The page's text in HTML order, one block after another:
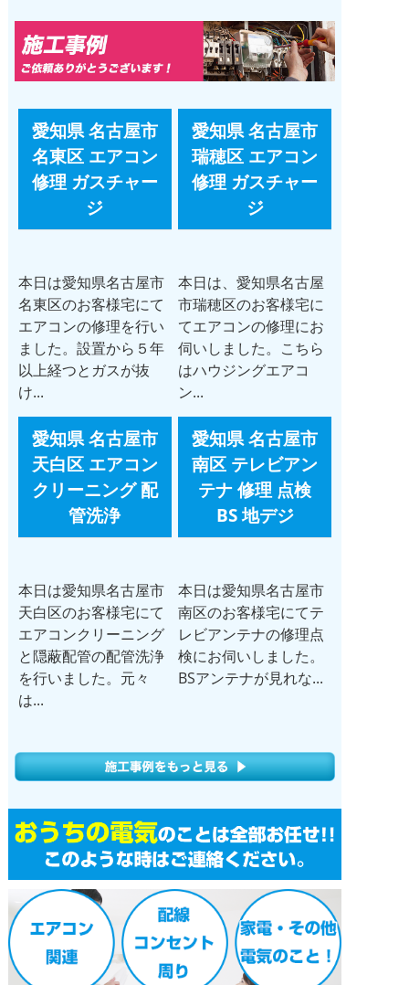
愛知県 名古屋市
名東区 エアコン
修理 ガスチャー
ジ
本日は愛知県名古屋市
名東区のお客様宅にて
エアコンの修理を行い
ました。設置から５年
以上経つとガスが抜
け...
愛知県 名古屋市
瑞穂区 エアコン
修理 ガスチャー
ジ
本日は、愛知県名古屋
市瑞穂区のお客様宅に
てエアコンの修理にお
伺いしました。こちら
はハウジングエアコ
ン...
愛知県 名古屋市
天白区 エアコン
クリーニング 配
管洗浄
本日は愛知県名古屋市
天白区のお客様宅にて
エアコンクリーニング
と隠蔽配管の配管洗浄
を行いました。元々
は...
愛知県 名古屋市
南区 テレビアン
テナ 修理 点検
BS 地デジ
本日は愛知県名古屋市
南区のお客様宅にてテ
レビアンテナの修理点
検にお伺いしました。
BSアンテナが見れな...